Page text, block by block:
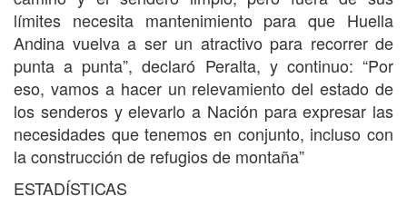
límites necesita mantenimiento para que Huella
Andina vuelva a ser un atractivo para recorrer de
punta a punta”, declaró Peralta, y continuo: “Por
eso, vamos a hacer un relevamiento del estado de
los senderos y elevarlo a Nación para expresar las
necesidades que tenemos en conjunto, incluso con
la construcción de refugios de montaña”
ESTADÍSTICAS